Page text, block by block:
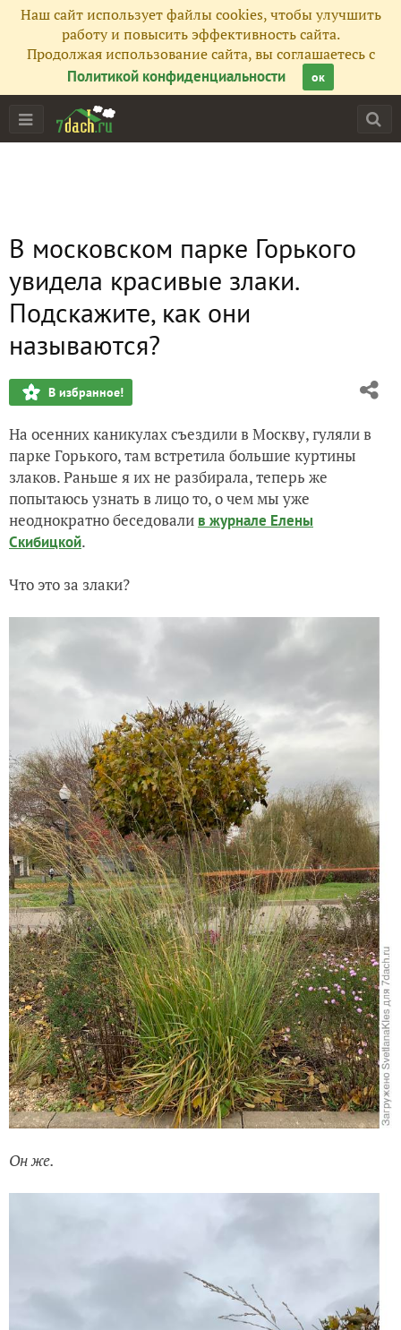
Наш сайт использует файлы cookies, чтобы улучшить
работу и повысить эффективность сайта.
Продолжая использование сайта, вы соглашаетесь с
Политикой конфиденциальности
ок
В московском парке Горького
увидела красивые злаки.
Подскажите, как они
называются?
В избранное!
На осенних каникулах съездили в Москву, гуляли в
парке Горького, там встретила большие куртины
злаков. Раньше я их не разбирала, теперь же
попытаюсь узнать в лицо то, о чем мы уже
неоднократно беседовали в журнале Елены
Скибицкой.
Что это за злаки?
Он же.